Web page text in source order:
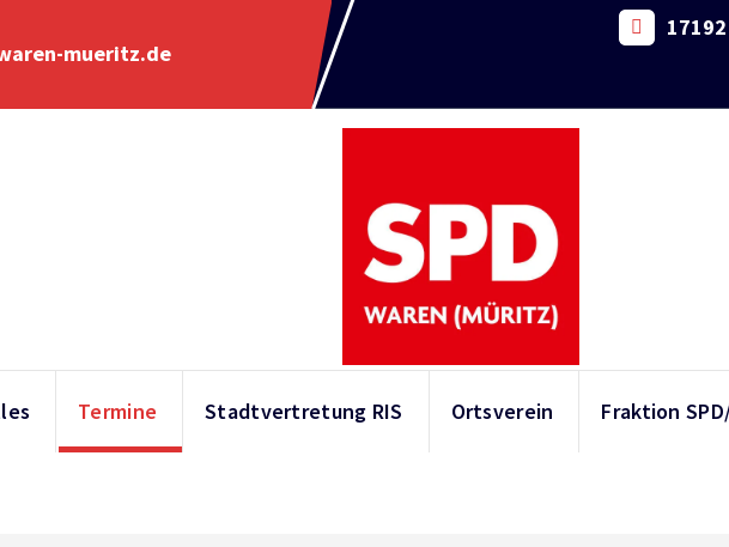
mueritz.de
Termine Stadtvertretung RIS Ortsverein Fraktion